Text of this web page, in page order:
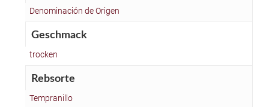
Denominación de Origen
Geschmack
trocken
Rebsorte
Tempranillo